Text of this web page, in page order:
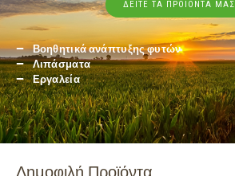
ΔΕΊΤΕ ΤΑ ΠΡΟΪΟΝΤΑ ΜΑΣ
Βοηθητικά ανάπτυξης φυτών
Λιπάσματα
Εργαλεία